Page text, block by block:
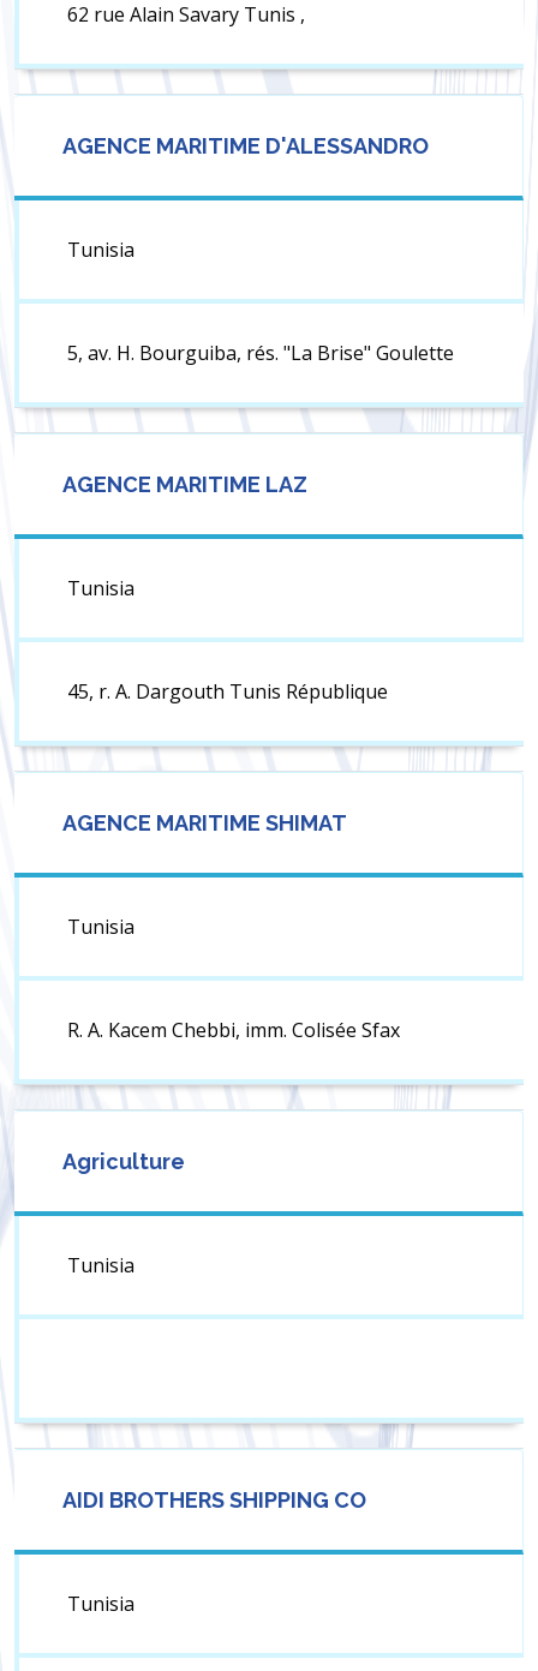
62 rue Alain Savary Tunis ,
AGENCE MARITIME D'ALESSANDRO
Tunisia
5, av. H. Bourguiba, rés. "La Brise" Goulette
AGENCE MARITIME LAZ
Tunisia
45, r. A. Dargouth Tunis République
AGENCE MARITIME SHIMAT
Tunisia
R. A. Kacem Chebbi, imm. Colisée Sfax
Agriculture
Tunisia
AIDI BROTHERS SHIPPING CO
Tunisia